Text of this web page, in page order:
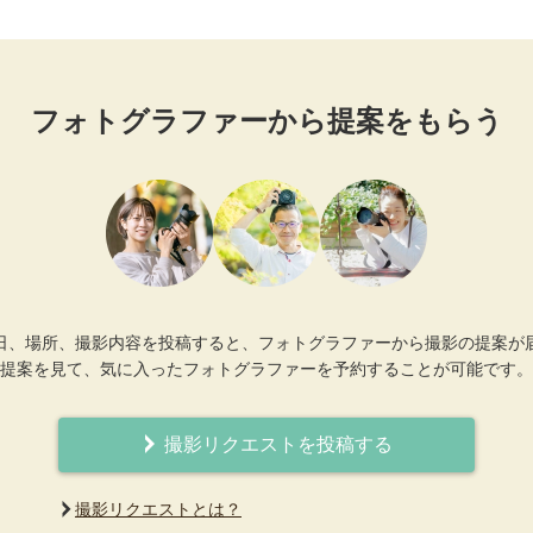
フォトグラファーから提案をもらう
、場所、撮影内容を投稿すると、フォトグラファーから撮影の提案が
提案を見て、気に入ったフォトグラファーを予約することが可能です。
撮影リクエストを投稿する
撮影リクエストとは？